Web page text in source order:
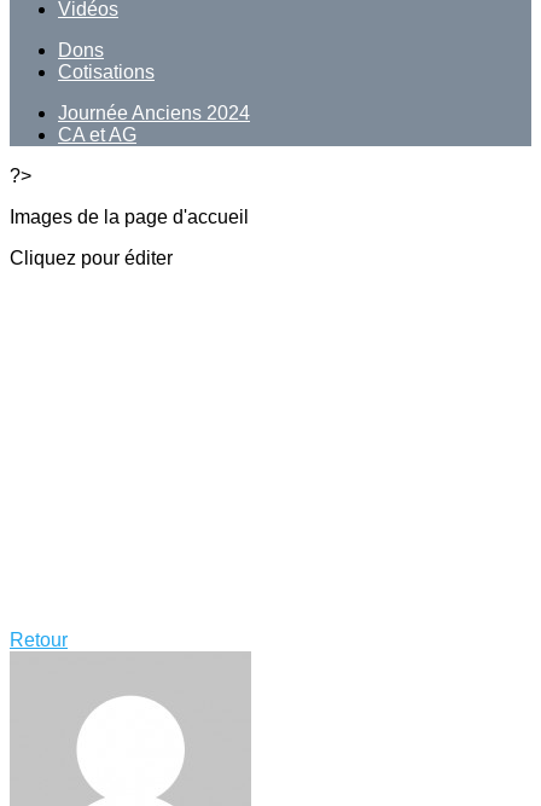
Vidéos
Dons
Cotisations
Journée Anciens 2024
CA et AG
?>
Images de la page d'accueil
Cliquez pour éditer
Retour